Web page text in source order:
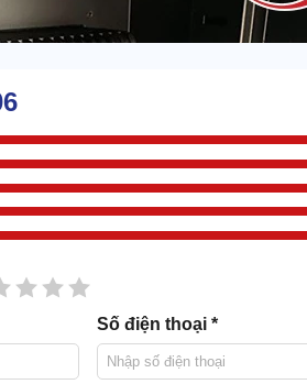
5 sao
4 sao
3 sao
sao
Số điện thoại *